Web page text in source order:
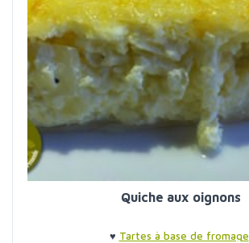
Quiche aux oignons
♥ Tartes à base de fromage